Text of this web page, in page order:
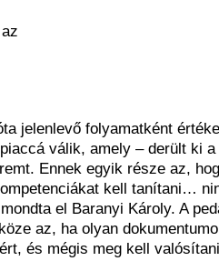
jelenlevő folyamatként
válik, amely – derült ki
Ennek egyik része az,
kell tanítani…
el Baranyi Károly. A
az, ha olyan
és mégis meg kell